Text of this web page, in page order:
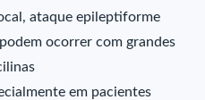
ataque epileptiforme
ocorrer com grandes
em pacientes